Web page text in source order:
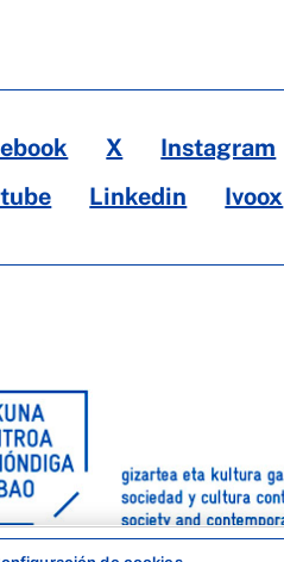
X
Instagram
Linkedin Ivoox